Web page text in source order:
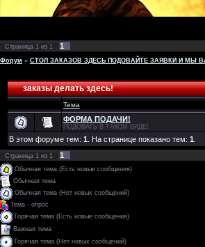
Страница 1 из 1 1
Форум » СТОЛ ЗАКАЗОВ ЗДЕСЬ ПОДОВАЙТЕ ЗАЯВКИ И МЫ
заказы делать здесь!
Тема
ФОРМА ПОДАЧИ!
ПОДОВАТЬ В ТАКОМ ВИДЕ!
В этом форуме тем: 1 . На странице показано тем: 1
Страница 1 из 1 1
Обычная тема (Есть новые сообщения)
Обычная тема
Обычная тема (Нет новых сообщений)
Тема - опрос
Горячая тема (Есть новые сообщения)
Важная тема
Горячая тема (Нет новых сообщений)